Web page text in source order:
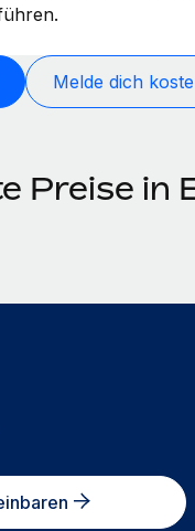
Melde dich
Preise in